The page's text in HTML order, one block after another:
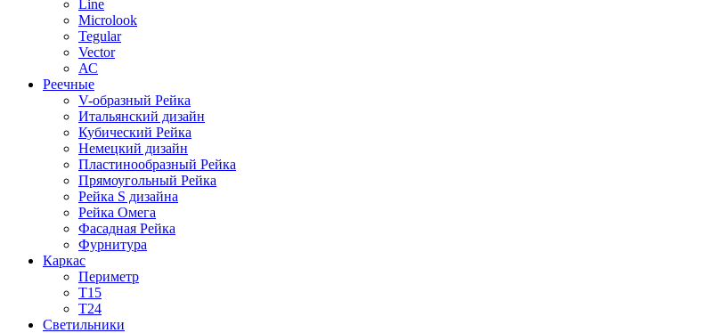
Line
Microlook
Tegular
Vector
АС
Реечные
V-образный Рейка
Итальянский дизайн
Кубический Рейка
Немецкий дизайн
Пластинообразный Рейка
Прямоугольный Рейка
Рейка S дизайна
Рейка Омега
Фасадная Рейка
Фурнитура
Каркас
Периметр
Т15
Т24
Светильники